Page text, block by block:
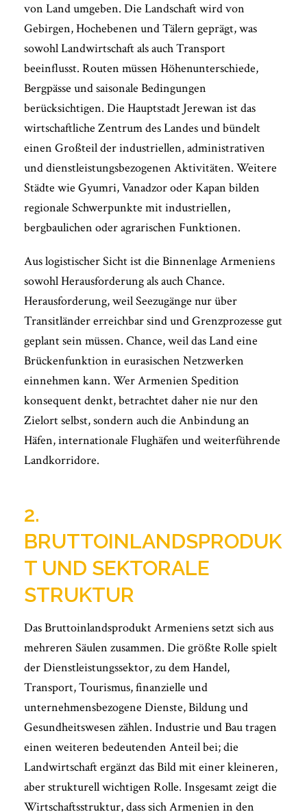
von Land umgeben. Die Landschaft wird von
Gebirgen, Hochebenen und Tälern geprägt, was
sowohl Landwirtschaft als auch Transport
beeinflusst. Routen müssen Höhenunterschiede,
Bergpässe und saisonale Bedingungen
berücksichtigen. Die Hauptstadt Jerewan ist das
wirtschaftliche Zentrum des Landes und bündelt
einen Großteil der industriellen, administrativen
und dienstleistungsbezogenen Aktivitäten. Weitere
Städte wie Gyumri, Vanadzor oder Kapan bilden
regionale Schwerpunkte mit industriellen,
bergbaulichen oder agrarischen Funktionen.
Aus logistischer Sicht ist die Binnenlage Armeniens
sowohl Herausforderung als auch Chance.
Herausforderung, weil Seezugänge nur über
Transitländer erreichbar sind und Grenzprozesse gut
geplant sein müssen. Chance, weil das Land eine
Brückenfunktion in eurasischen Netzwerken
einnehmen kann. Wer Armenien Spedition
konsequent denkt, betrachtet daher nie nur den
Zielort selbst, sondern auch die Anbindung an
Häfen, internationale Flughäfen und weiterführende
Landkorridore.
2.
BRUTTOINLANDSPRODUK
T UND SEKTORALE
STRUKTUR
Das Bruttoinlandsprodukt Armeniens setzt sich aus
mehreren Säulen zusammen. Die größte Rolle spielt
der Dienstleistungssektor, zu dem Handel,
Transport, Tourismus, finanzielle und
unternehmensbezogene Dienste, Bildung und
Gesundheitswesen zählen. Industrie und Bau tragen
einen weiteren bedeutenden Anteil bei; die
Landwirtschaft ergänzt das Bild mit einer kleineren,
aber strukturell wichtigen Rolle. Insgesamt zeigt die
Wirtschaftsstruktur, dass sich Armenien in den